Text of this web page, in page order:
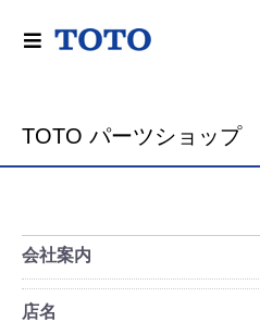
TOTO パーツショップ
会社案内
店名